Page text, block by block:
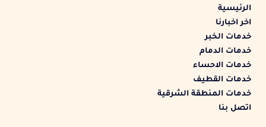
الرئيسية
اخر اخبارنا
خدمات الخبر
خدمات الدمام
خدمات الاحساء
خدمات القطيف
خدمات المنطقة الشرقية
اتصل بنا